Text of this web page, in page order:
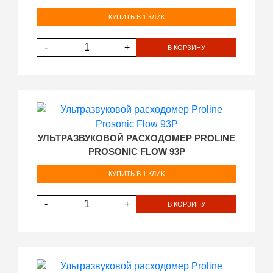
КУПИТЬ В 1 КЛИК
- + В КОРЗИНУ
УЛЬТРАЗВУКОВОЙ РАСХОДОМЕР PROLINE
PROSONIC FLOW 93P
КУПИТЬ В 1 КЛИК
- + В КОРЗИНУ